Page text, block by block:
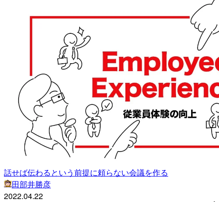
話せば伝わるという前提に頼らない会議を作る
田部井勝彦
2022.04.22